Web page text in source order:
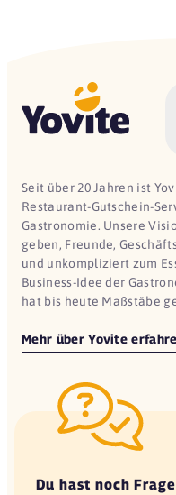
Seit über 20 Jahren ist
Restaurant-Gutschein-
Gastronomie. Unsere
geben, Freunde,
und unkompliziert zum
Business-Idee der
hat bis heute Maßstäbe
Mehr über Yovite
Du hast noch